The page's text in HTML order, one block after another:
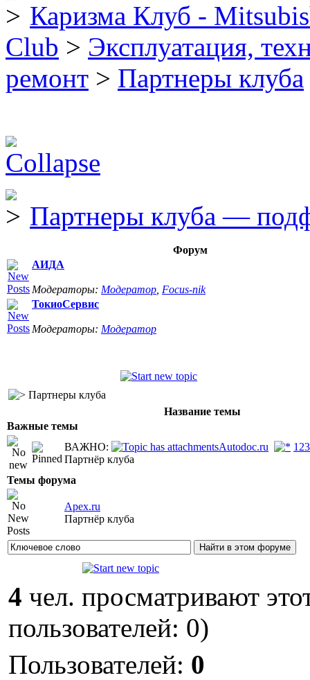
Каризма Клуб -
Club > Эксплуатация,
ремонт > Партнеры клуба
Партнеры клуба —
Форум
АИДА
Модераторы: Модератор Focus-nik
ТокиоСервис
Модераторы: Модератор
Партнеры клуба
Название темы
Важные темы
ВАЖНО:
Autodoc.ru 1 23
Партнёр клуба
Темы форума
Apex.ru
Партнёр клуба
4 чел. просматривают
пользователей: 0)
Пользователей: 0